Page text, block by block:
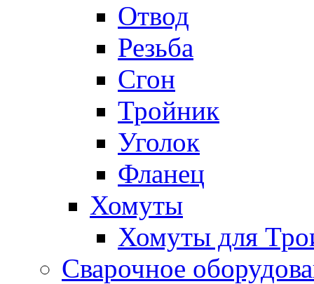
Отвод
Резьба
Сгон
Тройник
Уголок
Фланец
Хомуты
Хомуты для
Сварочное